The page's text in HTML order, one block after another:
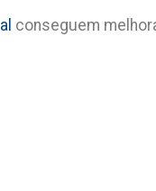
conseguem